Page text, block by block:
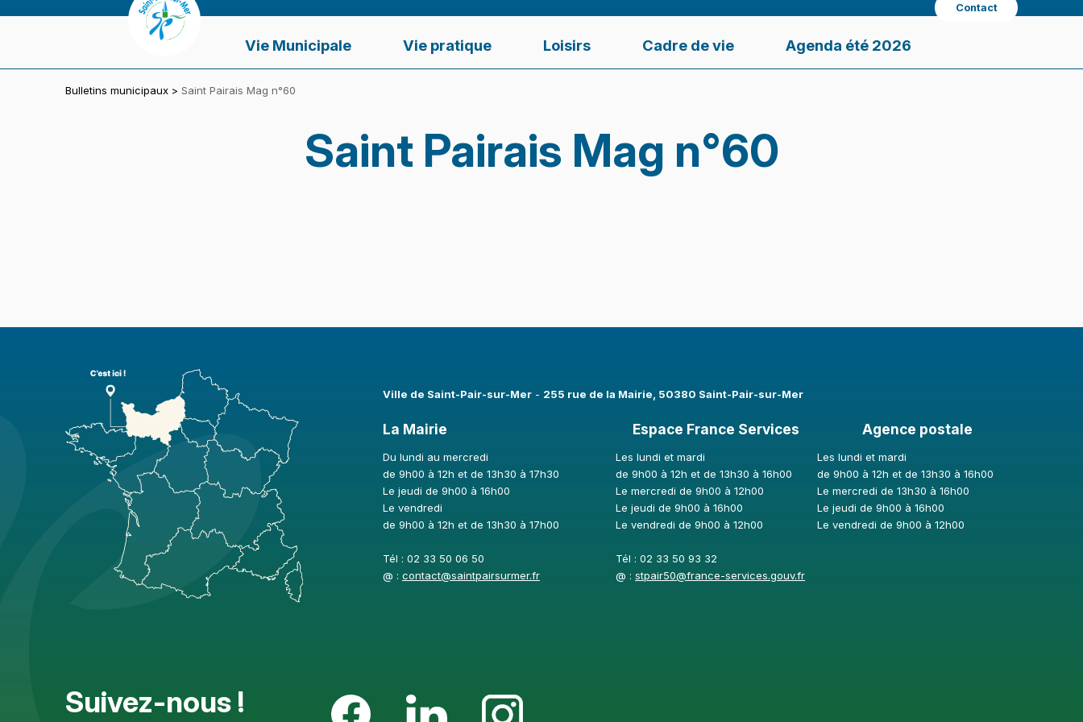
VILLE DE SAINT-PAIR-SUR-MER
Vie Municipale Vie pratique Loisirs Cadre de vie Agenda été 2026
Contact
Bulletins municipaux> Saint Pairais Mag n°60
Saint Pairais Mag n°60
Ville de Saint-Pair-sur-Mer​- 255 rue de la Mairie, 50380 Saint-Pair-sur-Mer
La Mairie
Du lundi au mercredi
de 9h00 à 12h et de 13h30 à 17h30
Le jeudi de 9h00 à 16h00
Le vendredi
de 9h00 à 12h et de 13h30 à 17h00
Tél : 02 33 50 06 50
@ : contact@saintpairsurmer.fr
Espace France Services
Les lundi et mardi
de 9h00 à 12h et de 13h30 à 16h00
Le mercredi de 9h00 à 12h00
Le jeudi de 9h00 à 16h00
Le vendredi de 9h00 à 12h00
Tél : 02 33 50 93 32
@ :stpair50@france-services.gouv.fr
Agence postale
Les lundi et mardi
de 9h00 à 12h et de 13h30 à 16h00
Le mercredi de 13h30 à 16h00
Le jeudi de 9h00 à 16h00
Le vendredi de 9h00 à 12h00
Suivez-nous !
Panneau de gestion des cookies